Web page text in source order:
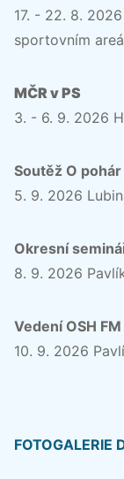
17. - 22. 8.
sportovním
MČR v PS
3. - 6. 9. 2026
Soutěž O
5. 9. 2026
Okresní
8. 9. 2026
Vedení OSH FM
10. 9. 2026
FOTOGALERIE